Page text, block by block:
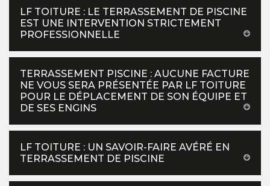
LF TOITURE : LE TERRASSEMENT DE PISCINE
EST UNE INTERVENTION STRICTEMENT
PROFESSIONNELLE
TERRASSEMENT PISCINE : AUCUNE FACTURE
NE VOUS SERA PRÉSENTÉE PAR LF TOITURE
POUR LE DÉPLACEMENT DE SON ÉQUIPE ET
DE SES ENGINS
LF TOITURE : UN SAVOIR-FAIRE AVÉRÉ EN
TERRASSEMENT DE PISCINE